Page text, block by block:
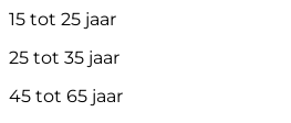
15 tot 25 jaar
25 tot 35 jaar
45 tot 65 jaar